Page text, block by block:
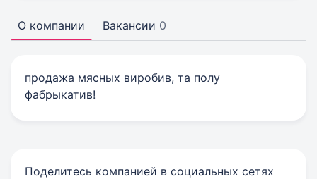
О компании Вакансии 0
продажа мясных виробив, та полу
фабрыкатив!
Поделитесь компанией в социальных сетях